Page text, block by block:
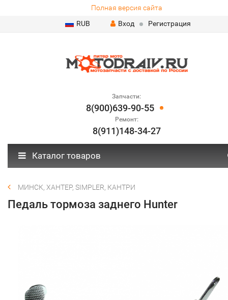
Полная версия сайта
RUB
Вход Регистрация
Запчасти:
8(900)639-90-55
Ремонт:
8(911)148-34-27
Каталог товаров
МИНСК, ХАНТЕР, SIMPLER, КАНТРИ
Педаль тормоза заднего Hunter